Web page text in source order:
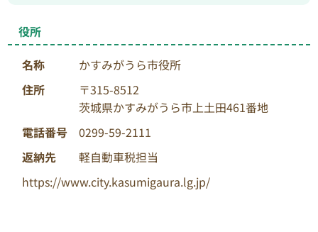
役所
名称
かすみがうら市役所
住所
〒315-8512
茨城県かすみがうら市上土田461番地
電話番号
0299-59-2111
返納先
軽自動車税担当
https://www.city.kasumigaura.lg.jp/